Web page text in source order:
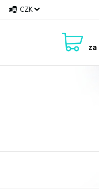
CZK
za